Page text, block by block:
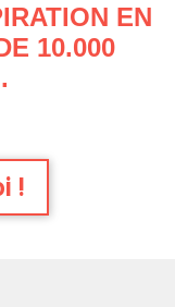
EN
10.000
!